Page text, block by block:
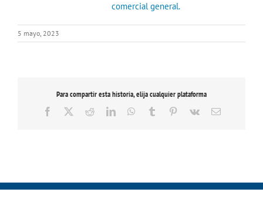
comercial general.
5 mayo, 2023
Para compartir esta historia, elija cualquier plataforma
Facebook RedditLinkedInWhatsApp
Tumblr Pinterest
Vk
Correo